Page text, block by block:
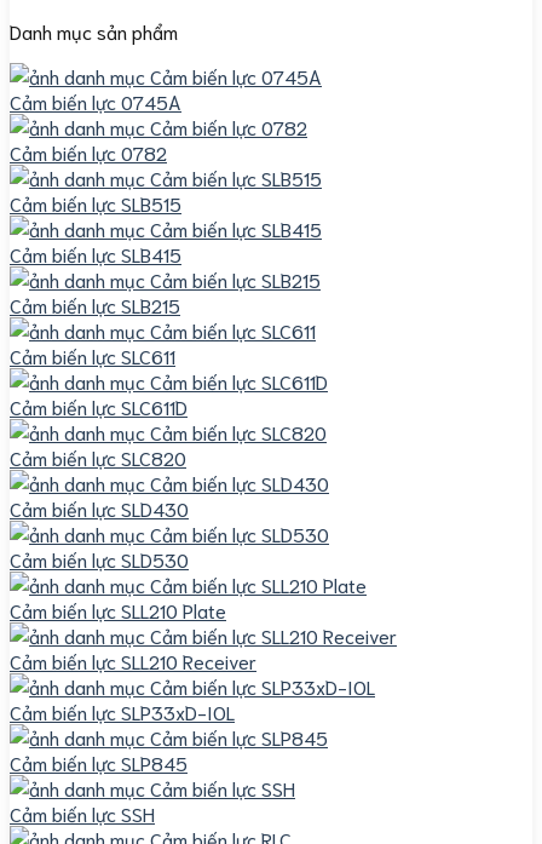
Danh mục sản phẩm
Cảm biến lực 0745A
Cảm biến lực 0782
Cảm biến lực SLB515
Cảm biến lực SLB415
Cảm biến lực SLB215
Cảm biến lực SLC611
Cảm biến lực SLC611D
Cảm biến lực SLC820
Cảm biến lực SLD430
Cảm biến lực SLD530
Cảm biến lực SLL210 Plate
Cảm biến lực SLL210 Receiver
Cảm biến lực SLP33xD-IOL
Cảm biến lực SLP845
Cảm biến lực SSH